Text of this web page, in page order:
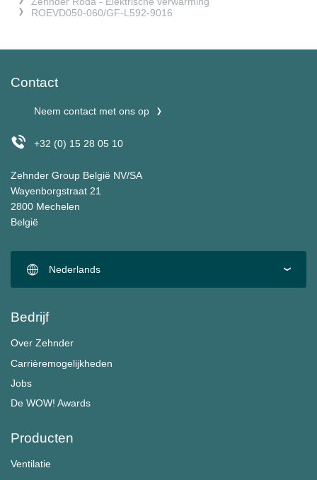
ROEVD050-060/GF-L592-9016
Contact
Neem contact met ons op
+32 (0) 15 28 05 10
Zehnder Group België NV/SA
Wayenborgstraat 21
2800 Mechelen
België
Nederlands
Bedrijf
Over Zehnder
Carrièremogelijkheden
Jobs
De WOW! Awards
Producten
Ventilatie